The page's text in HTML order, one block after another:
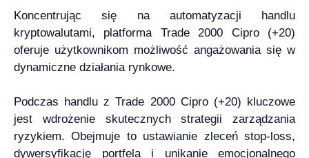
Koncentrując się na automatyzacji handlu
kryptowalutami, platforma Trade 2000 Cipro (+20)
oferuje użytkownikom możliwość angażowania się w
dynamiczne działania rynkowe.
Podczas handlu z Trade 2000 Cipro (+20) kluczowe
jest wdrożenie skutecznych strategii zarządzania
ryzykiem. Obejmuje to ustawianie zleceń stop-loss,
dywersyfikację portfela i unikanie emocjonalnego